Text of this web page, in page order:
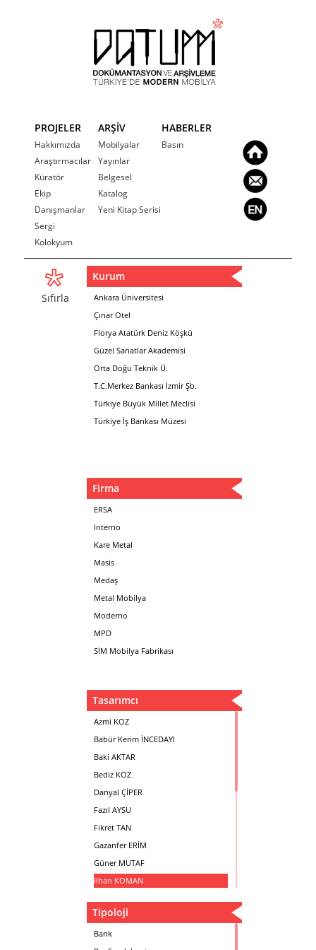
PROJELER
Hakkımızda
Araştırmacılar
Küratör
Ekip
Danışmanlar
Sergi
Kolokyum
ARŞİV
Mobilyalar
Yayınlar
Belgesel
Katalog
Yeni Kitap Serisi
HABERLER
Basın
Sıfırla
Kurum
Ankara Üniversitesi
Çınar Otel
Florya Atatürk Deniz Köşkü
Güzel Sanatlar Akademisi
Orta Doğu Teknik Ü.
T.C.Merkez Bankası İzmir Şb.
Türkiye Büyük Millet Meclisi
Türkiye İş Bankası Müzesi
Firma
ERSA
Interno
Kare Metal
Masis
Medaş
Metal Mobilya
Moderno
MPD
SİM Mobilya Fabrikası
Tasarımcı
Azmi KOZ
Babür Kerim İNCEDAYI
Baki AKTAR
Bediz KOZ
Danyal ÇİPER
Fazıl AYSU
Fikret TAN
Gazanfer ERİM
Güner MUTAF
İlhan KOMAN
Metin Atabey ATA
Minas BOYACIYAN
Tipoloji
Bank